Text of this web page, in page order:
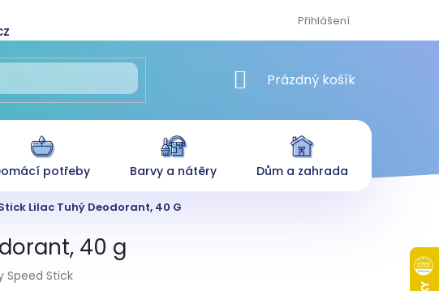
Přihlášení
NÁKUPNÍ KOŠÍK
Prázdný košík
potřeby Barvy a nátěry Dům a zahrada
Lilac Tuhý Deodorant, 40 G
40 g
Speed Stick